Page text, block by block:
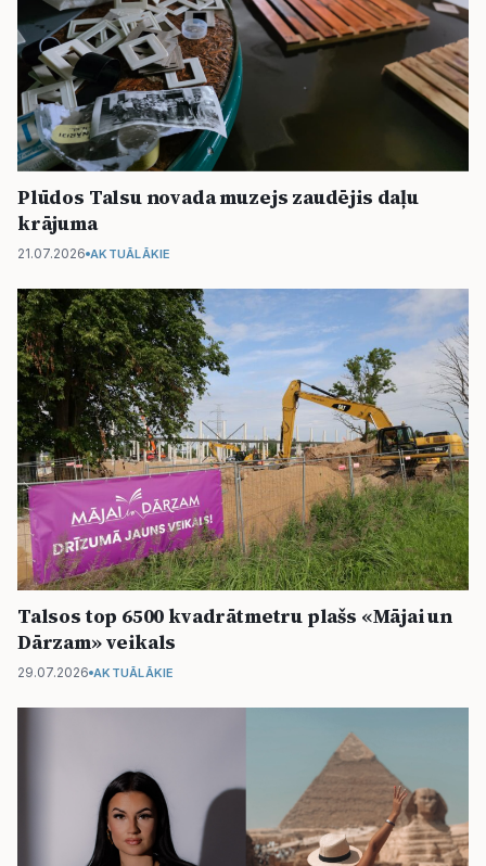
Plūdos Talsu novada muzejs zaudējis daļu
krājuma
21.07.2026 AKTUĀLĀKIE
Talsos top 6500 kvadrātmetru plašs «Mājai un
Dārzam» veikals
29.07.2026 AKTUĀLĀKIE